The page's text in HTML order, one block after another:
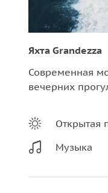
Яхта Grandezza
Современная
вечерних
Открытая
Музыка